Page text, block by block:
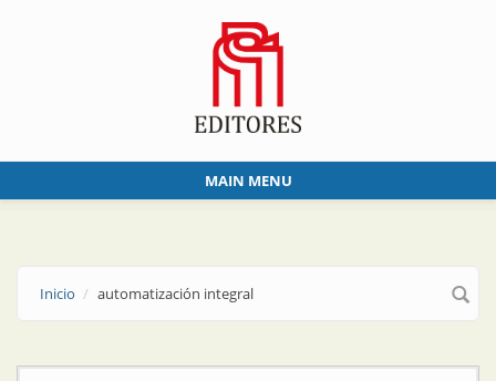
MAIN MENU
Inicio automatización integral